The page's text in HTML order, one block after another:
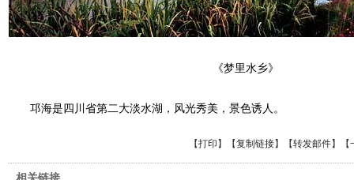
《梦里水乡》
邛海是四川省第二大淡水湖，风光秀美，景色诱人。
【打印 】【复制链接】【转发邮件】